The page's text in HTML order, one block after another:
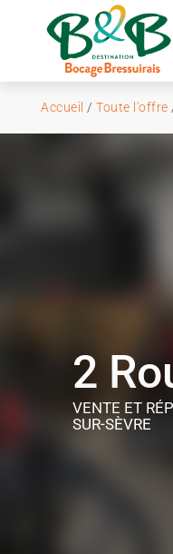
Accueil / Toute l'offre
2
VENTE ET
SUR-SÈVRE